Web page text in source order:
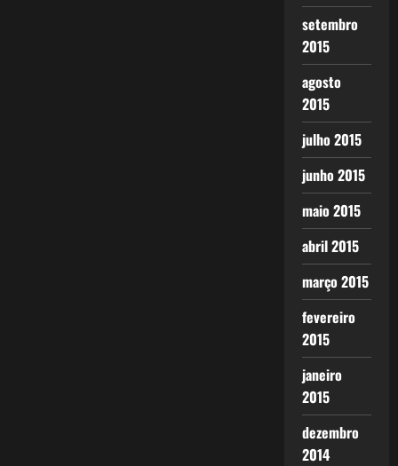
setembro
2015
agosto
2015
julho 2015
junho 2015
maio 2015
abril 2015
março 2015
fevereiro
2015
janeiro
2015
dezembro
2014